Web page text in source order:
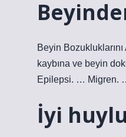
Beyin
kaybına ve beyin
Epilepsi. … Migren.
İyi